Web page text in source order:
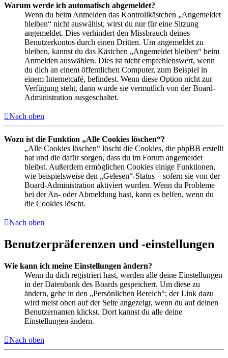
Warum werde ich automatisch abgemeldet?
Wenn du beim Anmelden das Kontrollkästchen „Angemeldet
bleiben“ nicht auswählst, wirst du nur für eine Sitzung
angemeldet. Dies verhindert den Missbrauch deines
Benutzerkontos durch einen Dritten. Um angemeldet zu
bleiben, kannst du das Kästchen „Angemeldet bleiben“ beim
Anmelden auswählen. Dies ist nicht empfehlenswert, wenn
du dich an einem öffentlichen Computer, zum Beispiel in
einem Internetcafé, befindest. Wenn diese Option nicht zur
Verfügung steht, dann wurde sie vermutlich von der Board-
Administration ausgeschaltet.
Nach oben
Wozu ist die Funktion „Alle Cookies löschen“?
„Alle Cookies löschen“ löscht die Cookies, die phpBB erstellt
hat und die dafür sorgen, dass du im Forum angemeldet
bleibst. Außerdem ermöglichen Cookies einige Funktionen,
wie beispielsweise den „Gelesen“-Status – sofern sie von der
Board-Administration aktiviert wurden. Wenn du Probleme
bei der An- oder Abmeldung hast, kann es helfen, wenn du
die Cookies löscht.
Nach oben
Benutzerpräferenzen und -einstellungen
Wie kann ich meine Einstellungen ändern?
Wenn du dich registriert hast, werden alle deine Einstellungen
in der Datenbank des Boards gespeichert. Um diese zu
ändern, gehe in den „Persönlichen Bereich“; der Link dazu
wird meist oben auf der Seite angezeigt, wenn du auf deinen
Benutzernamen klickst. Dort kannst du alle deine
Einstellungen ändern.
Nach oben